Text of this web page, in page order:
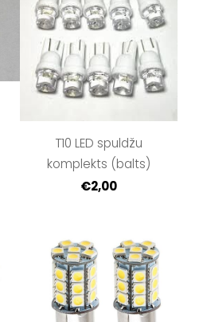
T10 LED spuldžu
komplekts (balts)
€2,00